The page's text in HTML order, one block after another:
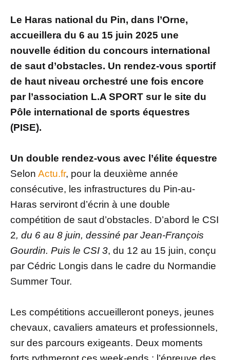
Le Haras national du Pin, dans l’Orne,
accueillera du 6 au 15 juin 2025 une
nouvelle édition du concours international
de saut d’obstacles. Un rendez-vous sportif
de haut niveau orchestré une fois encore
par l’association L.A SPORT sur le site du
Pôle international de sports équestres
(PISE).
Un double rendez-vous avec l’élite équestre
Selon Actu.fr, pour la deuxième année
consécutive, les infrastructures du Pin-au-
Haras serviront d’écrin à une double
compétition de saut d’obstacles. D’abord le CSI
2, du 6 au 8 juin, dessiné par Jean-François
Gourdin. Puis le CSI 3, du 12 au 15 juin, conçu
par Cédric Longis dans le cadre du Normandie
Summer Tour.
Les compétitions accueilleront poneys, jeunes
chevaux, cavaliers amateurs et professionnels,
sur des parcours exigeants. Deux moments